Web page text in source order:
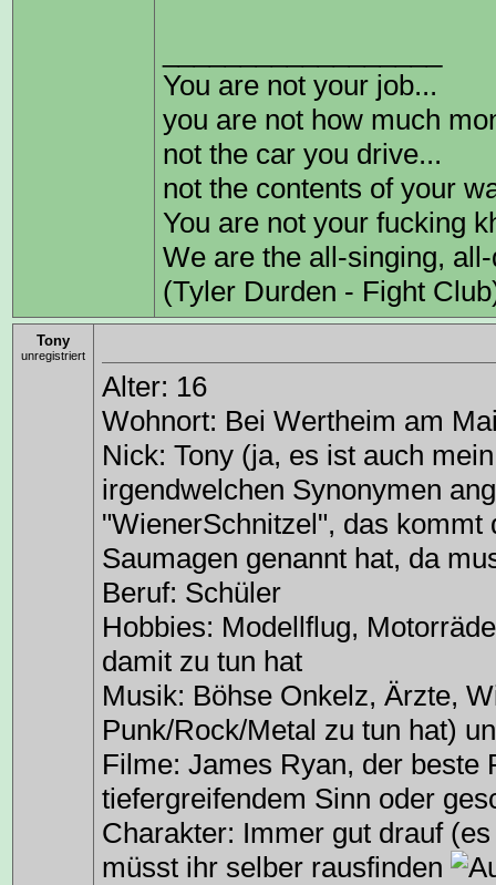
You are not your job...
you are not how much
not the car you drive...
not the contents of your
You are not your fucking
We are the all-singing,
(Tyler Durden - Fight
Tony
unregistriert
Alter: 16
Wohnort: Bei Wertheim am
Nick: Tony (ja, es ist auch
irgendwelchen Synonymen
"WienerSchnitzel", das
Saumagen genannt hat, da
Beruf: Schüler
Hobbies: Modellflug,
damit zu tun hat
Musik: Böhse Onkelz, Ärzte,
Punk/Rock/Metal zu tun hat)
Filme: James Ryan, der
tiefergreifendem Sinn oder
Charakter: Immer gut drauf
müsst ihr selber rausfinden